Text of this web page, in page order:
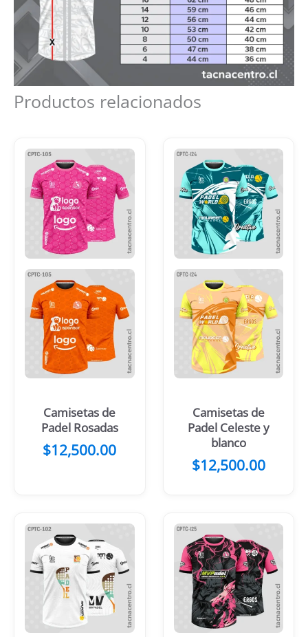
Productos relacionados
Camisetas de
Padel Rosadas
$12,500.00
Camisetas de
Padel Celeste y
blanco
$12,500.00